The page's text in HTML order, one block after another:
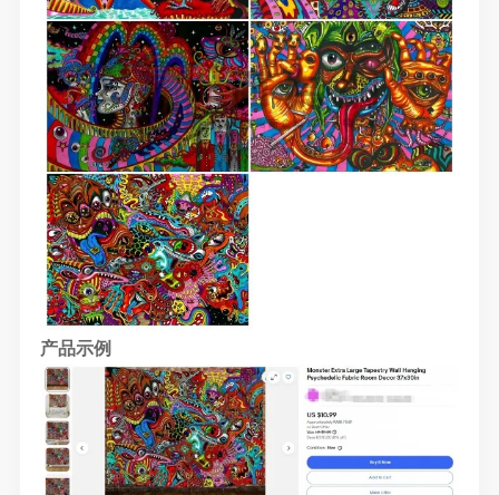
产品示例